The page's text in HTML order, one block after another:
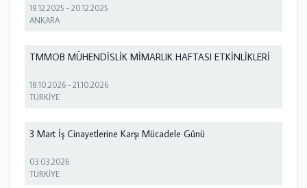
19.12.2025 -20.12.2025
ANKARA
TMMOB MÜHENDİSLİK MİMARLIK HAFTASI ETKİNLİKLERİ
18.10.2026 -21.10.2026
TÜRKİYE
3 Mart İş Cinayetlerine Karşı Mücadele Günü
03.03.2026
TÜRKİYE